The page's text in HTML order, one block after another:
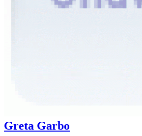
Greta Garbo